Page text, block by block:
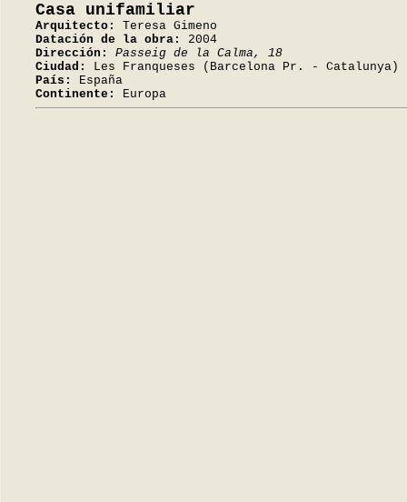
Casa unifamiliar
Arquitecto:
Teresa Gimeno
Datación de la obra:
2004
Dirección:
Passeig de la Calma, 18
Ciudad:
Les Franqueses (Barcelona Pr. - Catalunya)
País:
España
Continente:
Europa